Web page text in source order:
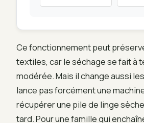
Ce fonctionnement peut
textiles, car le séchage se fait à
modérée. Mais il change aussi
lance pas forcément une
récupérer une pile de linge
tard. Pour une famille qui